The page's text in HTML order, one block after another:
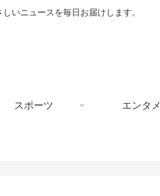
いニュースを毎日お届けします。
スポーツ エンタメ